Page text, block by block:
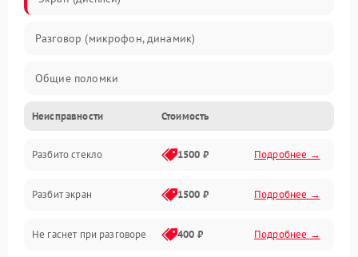
Разговор (микрофон, динамик)
Общие поломки
Проблемы связи
Камеры
Проблемы с дисплеем и сенсором
Зарядка
Неисправности Стоимость
Разбито стекло 1500 ₽ Подробнее →
Разбит экран 1500 ₽ Подробнее →
Не гаснет при разговоре 400 ₽ Подробнее →